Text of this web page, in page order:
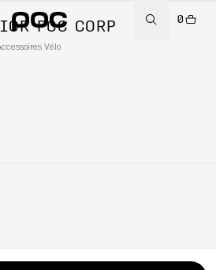
0
Vélo
POC CORP